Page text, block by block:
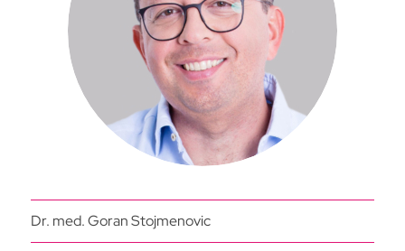
Dr. med. Goran Stojmenovic